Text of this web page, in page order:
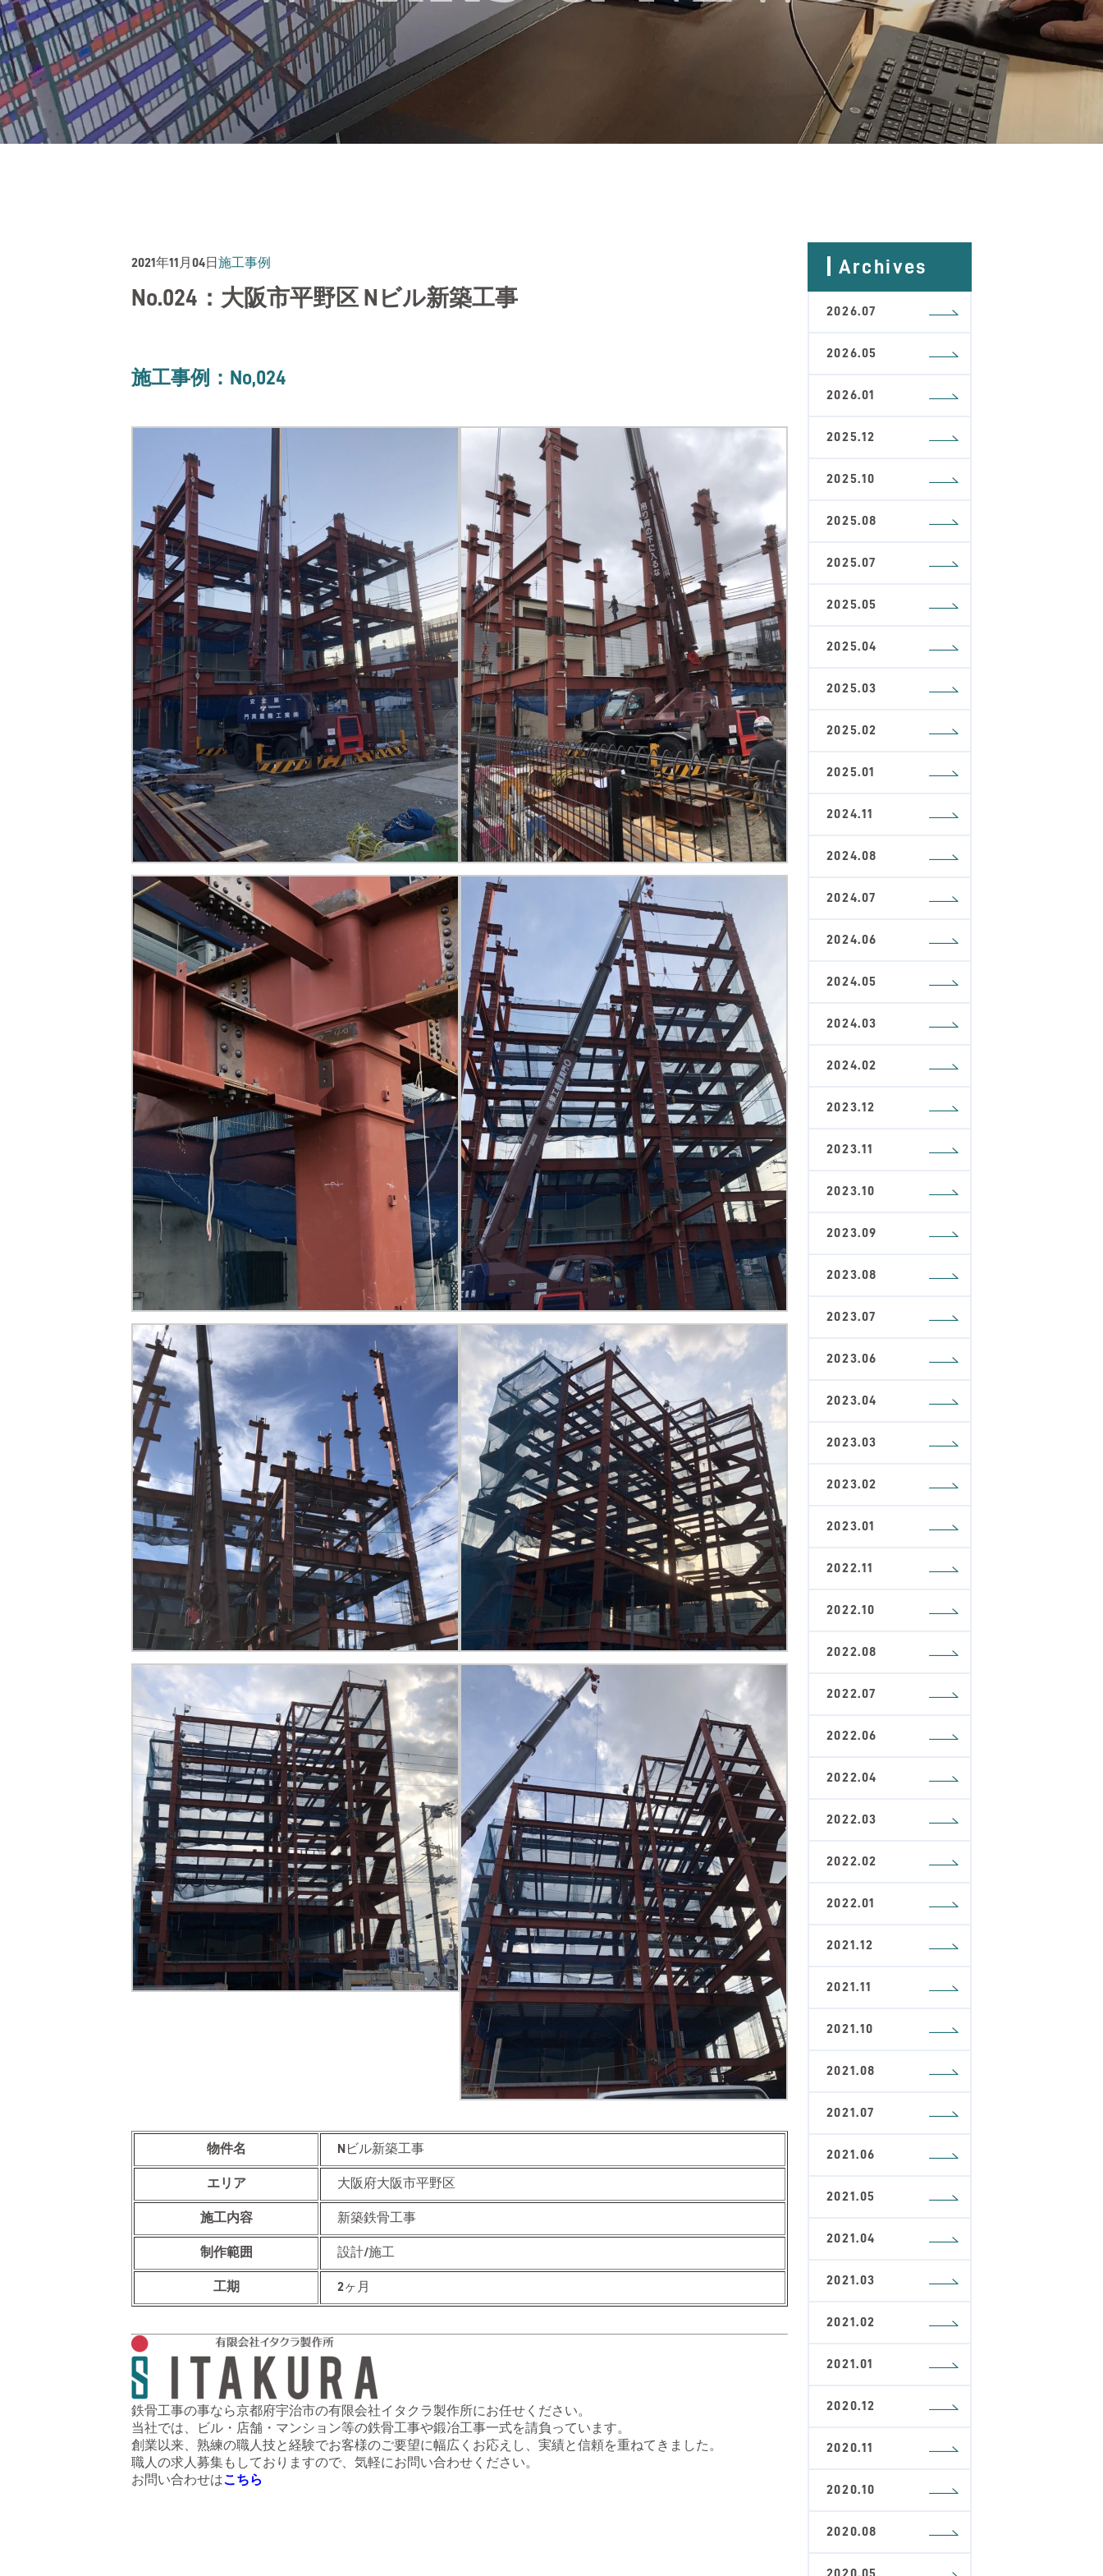
2021年11月04日 施工事例
No.024：大阪市平野区 Nビル新築工事
施工事例：No,024
物件名 Nビル新築工事
エリア 大阪府大阪市平野区
施工内容 新築鉄骨工事
制作範囲 設計/施工
工期 2ヶ月
鉄骨工事の事なら京都府宇治市の有限会社イタクラ製作所にお任せください。
当社では、ビル・店舗・マンション等の鉄骨工事や鍛冶工事一式を請負っています。
創業以来、熟練の職人技と経験でお客様のご要望に幅広くお応えし、実績と信頼を重ねてきました。
職人の求人募集もしておりますので、気軽にお問い合わせください。
お問い合わせはこちら
Archives
2026.07
2026.05
2026.01
2025.12
2025.10
2025.08
2025.07
2025.05
2025.04
2025.03
2025.02
2025.01
2024.11
2024.08
2024.07
2024.06
2024.05
2024.03
2024.02
2023.12
2023.11
2023.10
2023.09
2023.08
2023.07
2023.06
2023.04
2023.03
2023.02
2023.01
2022.11
2022.10
2022.08
2022.07
2022.06
2022.04
2022.03
2022.02
2022.01
2021.12
2021.11
2021.10
2021.08
2021.07
2021.06
2021.05
2021.04
2021.03
2021.02
2021.01
2020.12
2020.11
2020.10
2020.08
2020.05